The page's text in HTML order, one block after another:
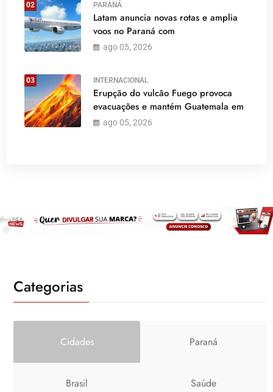
02 PARANÁ
Latam anuncia novas rotas e amplia
voos no Paraná com
ago 05, 2026
03 INTERNACIONAL
Erupção do vulcão Fuego provoca
evacuações e mantém Guatemala em
ago 05, 2026
Categorias
Cidades Paraná
Brasil Saúde